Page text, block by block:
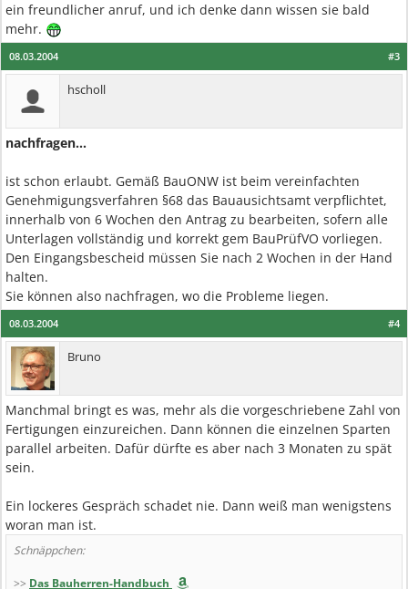
ein freundlicher anruf, und ich denke dann wissen sie bald
mehr.
#3
08.03.2004
hscholl
nachfragen...
ist schon erlaubt. Gemäß BauONW ist beim vereinfachten
Genehmigungsverfahren §68 das Bauausichtsamt verpflichtet,
innerhalb von 6 Wochen den Antrag zu bearbeiten, sofern alle
Unterlagen vollständig und korrekt gem BauPrüfVO vorliegen.
Den Eingangsbescheid müssen Sie nach 2 Wochen in der Hand
halten.
Sie können also nachfragen, wo die Probleme liegen.
#4
08.03.2004
Bruno
Manchmal bringt es was, mehr als die vorgeschriebene Zahl von
Fertigungen einzureichen. Dann können die einzelnen Sparten
parallel arbeiten. Dafür dürfte es aber nach 3 Monaten zu spät
sein.
Ein lockeres Gespräch schadet nie. Dann weiß man wenigstens
woran man ist.
Schnäppchen:
>> Das Bauherren-Handbuch